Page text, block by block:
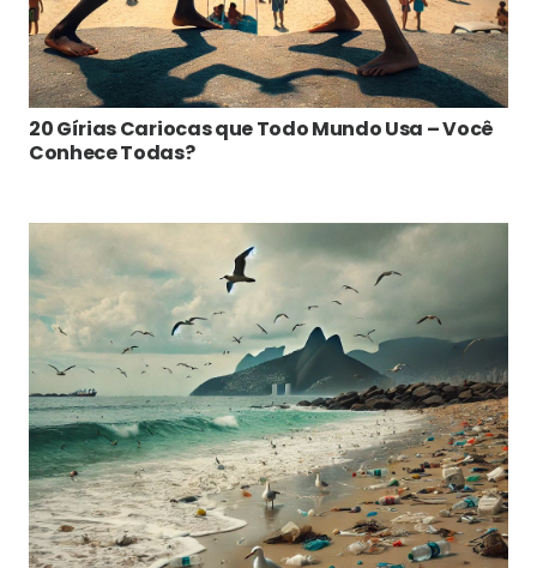
20 Gírias Cariocas que Todo Mundo Usa – Você
Conhece Todas?